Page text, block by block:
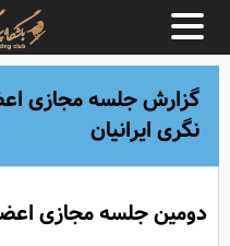
گزارش جلسه مجازی
نگری ایرانیان
دومین جلسه مجازی